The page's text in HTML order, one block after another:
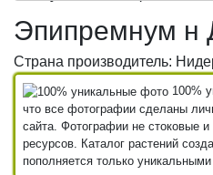
Эпипремнум н
Страна производитель:
100%
что все фотографии сделаны
сайта. Фотографии не стоковые и
ресурсов. Каталог растений
пополняется только